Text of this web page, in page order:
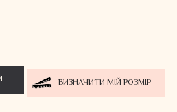
ВИЗНАЧИТИ МІЙ РОЗМІР